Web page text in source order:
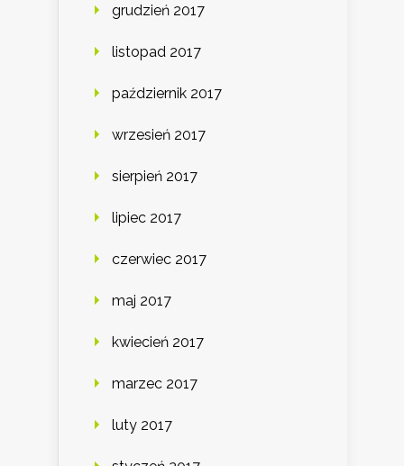
grudzień 2017
listopad 2017
październik 2017
wrzesień 2017
sierpień 2017
lipiec 2017
czerwiec 2017
maj 2017
kwiecień 2017
marzec 2017
luty 2017